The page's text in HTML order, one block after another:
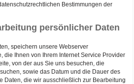
Bestimmungen der
persönlicher Daten
speichern unsere Webserver
die Ihnen von Ihrem Internet Service Provider
von der aus Sie uns besuchen, die
sowie das Datum und die Dauer des
Daten, die wir ausschließlich zur Bearbeitung